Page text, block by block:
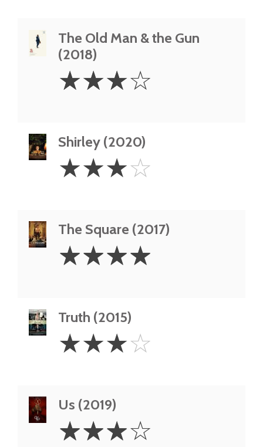
The Old Man & the Gun
(2018)
Stars
☆☆☆☆
Shirley (2020)
Stars
☆☆☆☆
The Square (2017)
Stars
☆☆☆☆
Truth (2015)
Stars
☆☆☆☆
Us (2019)
Stars
☆☆☆☆